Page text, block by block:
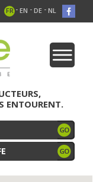
FR - EN - DE - NL
ENTOURENT.